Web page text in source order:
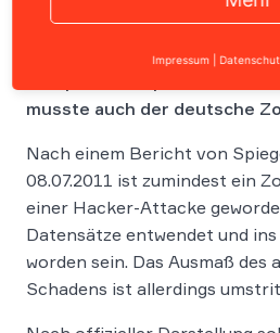
In letzter Zeit häufen sich
musste auch der deutsche
Nach einem Bericht von
08.07.2011 ist zumindest ein
einer Hacker-Attacke
Datensätze entwendet und
worden sein. Das Ausmaß des
Schadens ist allerdings
Impressum